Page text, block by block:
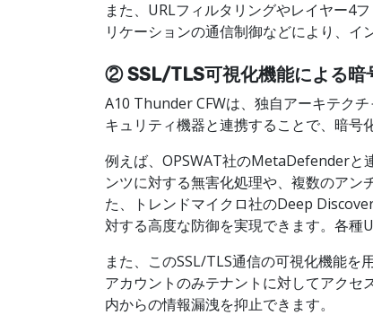
また、URLフィルタリングやレイヤー4
リケーションの通信制御などにより、イ
② SSL/TLS可視化機能による暗
A10 Thunder CFWは、独自アーキテク
キュリティ機器と連携することで、暗号
例えば、OPSWAT社のMetaDefenderと
ンツに対する無害化処理や、複数のアン
た、トレンドマイクロ社のDeep
対する高度な防御を実現できます。各種
また、このSSL/TLS通信の可視化機能
アカウントのみテナントに対してアク
内からの情報漏洩を抑止できます。